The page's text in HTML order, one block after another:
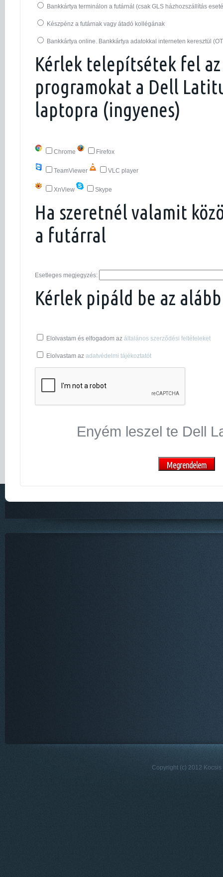
Bankkártya terminálon a futárnál (csak GLS házhozszállítás
Készpénz a futárnak vagy átadó kollégának
Bankkártya online. Bankkártya adatokkal interneten keresztül
Kérlek telepítsétek fel
programokat a Dell
laptopra (ingyenes)
Chrome Firefox
TeamViewer VLC player
XnView Skype
Ha szeretnél valamit
a futárral
Esetleges megjegyzés:
Kérlek pipáld be az
Elolvastam és elfogadom az általános szerződési feltételeket
Elolvastam az adatvédelmi tájékoztatót
Enyém leszel te Dell
Copyright (c) 2012